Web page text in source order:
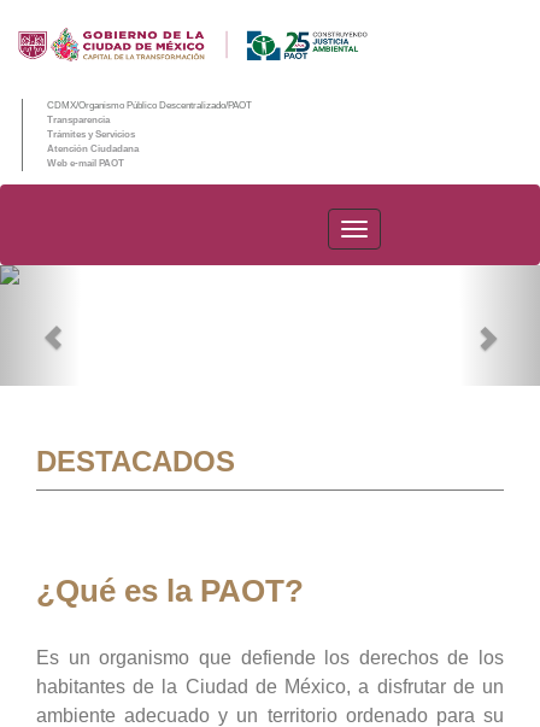
CDMX/Organismo Público Descentralizado/PAOT
Transparencia
Trámites y Servicios
Atención Ciudadana
Web e-mail PAOT
PAOT
DESTACADOS
¿Qué es la PAOT?
Es un organismo que defiende los derechos de los
habitantes de la Ciudad de México, a disfrutar de un
ambiente adecuado y un territorio ordenado para su